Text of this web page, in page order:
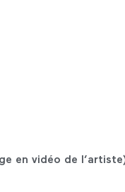
en vidéo de